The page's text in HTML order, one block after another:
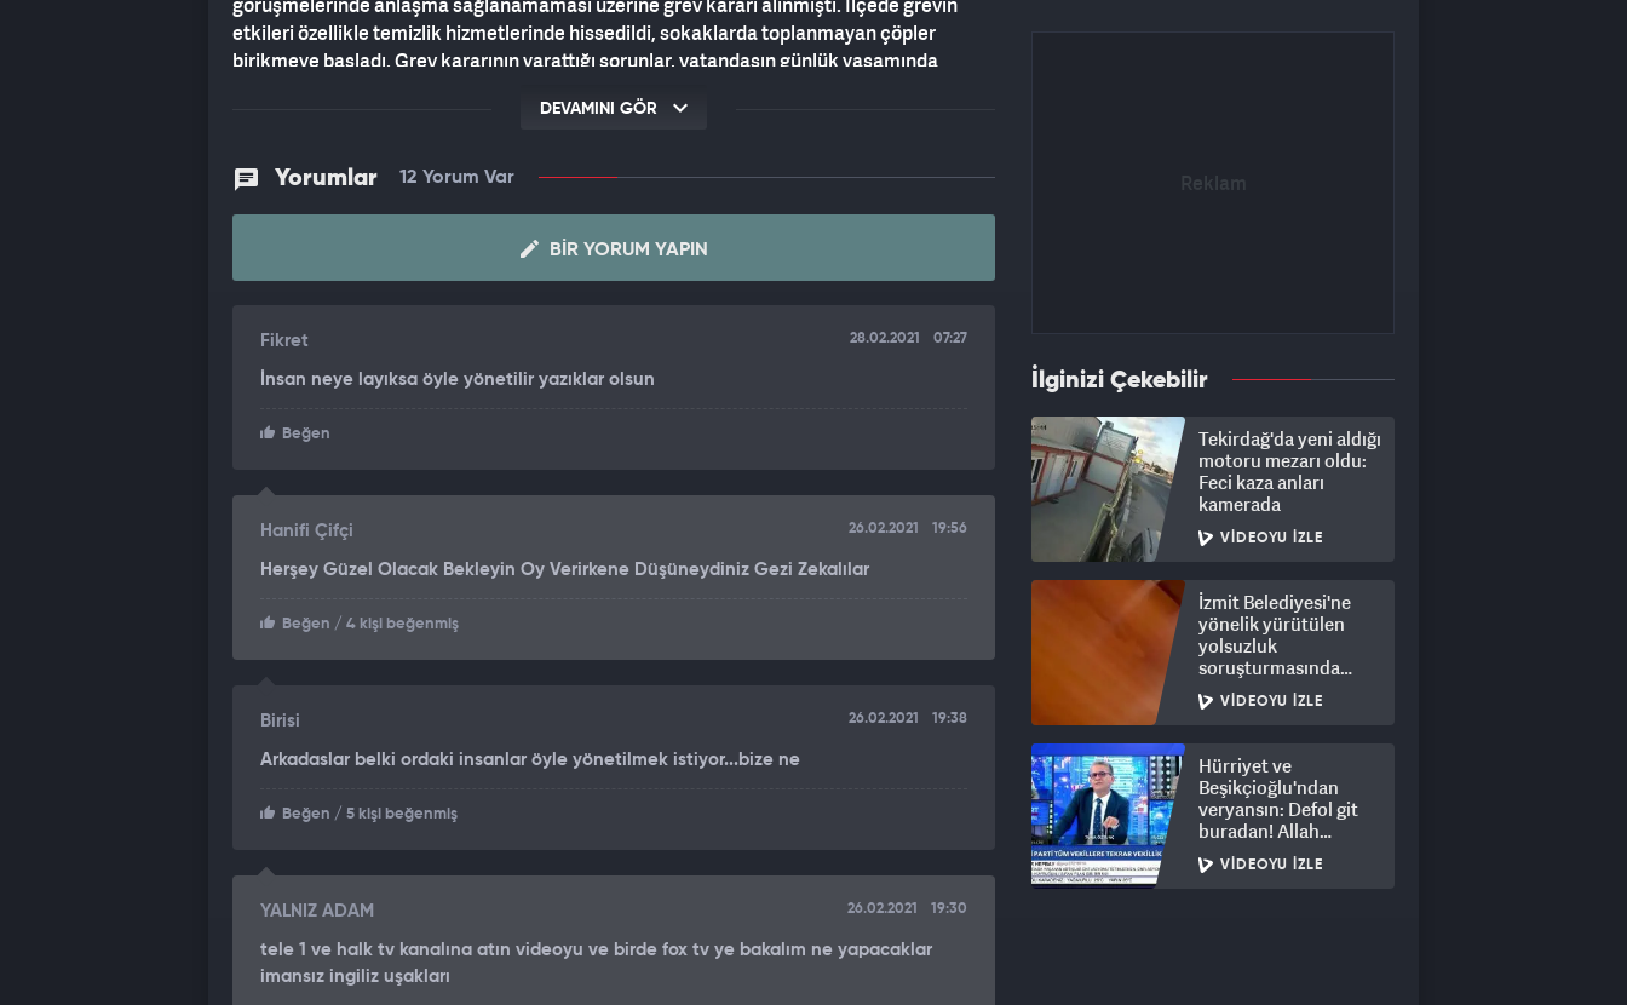
etkileri özellikle temizlik hizmetlerinde hissedildi, sokaklarda toplanmayan çöpler
birikmeye başladı. Grev kararının yarattığı sorunlar, vatandaşın günlük yaşamında
neden müdahale etmediği ise merak konusu oldu.
CHP'Lİ İBB SUÇU CHP'Lİ MALTEPE BELEDİYESİ'NE ATTI
Maltepe'de biriken çöpler nedeniyle CHP'li İBB'nin destek hattı Beyaz Masa'yı arayıp
şikayette bulunan ilçe sakinleri, beklediği cevabı alamadı. Beyaz Masa hattından yapılan
açıklamada, ilçenin CHP'li Maltepe Belediyesi'nin yükümlülüğünde olduğu, bu nedenle
belirtildi.
DEVAMINI GÖR
Yorumlar 12 Yorum Var
BIR YORUM YAPIN
Fikret 28.02.2021 07:27
İnsan neye layıksa öyle yönetilir yazıklar olsun
Beğen
Hanifi Çifçi 26.02.2021 19:56
Herşey Güzel Olacak Bekleyin Oy Verirkene Düşüneydiniz Gezi Zekalılar
Beğen / 4 kişi beğenmiş
Birisi 26.02.2021 19:38
Arkadaslar belki ordaki insanlar öyle yönetilmek istiyor...bize ne
Beğen / 5 kişi beğenmiş
YALNIZ ADAM 26.02.2021 19:30
tele 1 ve halk tv kanalına atın videoyu ve birde fox tv ye bakalım ne yapacaklar
imansız ingiliz uşakları
İlginizi Çekebilir
Tekirdağ'da yeni aldığı
motoru mezarı oldu:
Feci kaza anları
kamerada
VIDEOYU İZLE
İzmit Belediyesi'ne
yönelik yürütülen
yolsuzluk
soruşturmasında
rüşvet görüntüleri
ortaya çıktı
VIDEOYU İZLE
Hürriyet ve
Beşikçioğlu'ndan
veryansın: Defol git
buradan! Allah
hepsinin belasını
versin
VIDEOYU İZLE